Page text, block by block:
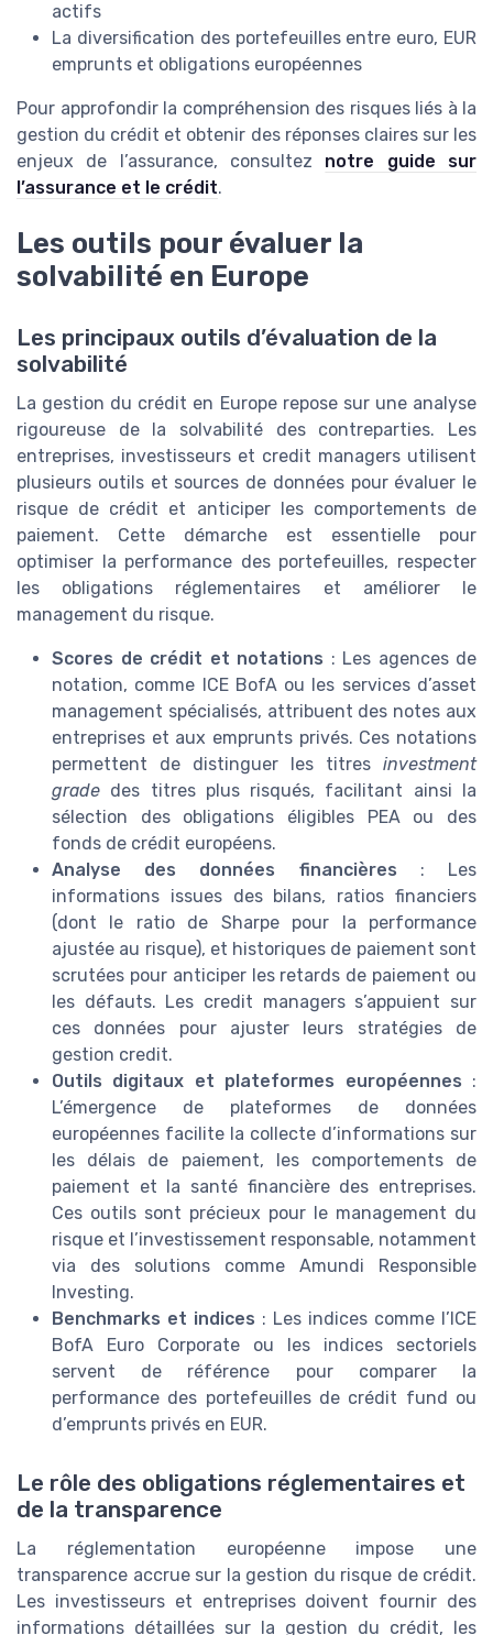
actifs
La diversification des portefeuilles entre euro, EUR
emprunts et obligations européennes
Pour approfondir la compréhension des risques liés à la
gestion du crédit et obtenir des réponses claires sur les
enjeux de l’assurance, consultez notre guide sur
l’assurance et le crédit.
Les outils pour évaluer la
solvabilité en Europe
Les principaux outils d’évaluation de la
solvabilité
La gestion du crédit en Europe repose sur une analyse
rigoureuse de la solvabilité des contreparties. Les
entreprises, investisseurs et credit managers utilisent
plusieurs outils et sources de données pour évaluer le
risque de crédit et anticiper les comportements de
paiement. Cette démarche est essentielle pour
optimiser la performance des portefeuilles, respecter
les obligations réglementaires et améliorer le
management du risque.
Scores de crédit et notations : Les agences de
notation, comme ICE BofA ou les services d’asset
management spécialisés, attribuent des notes aux
entreprises et aux emprunts privés. Ces notations
permettent de distinguer les titres investment
grade des titres plus risqués, facilitant ainsi la
sélection des obligations éligibles PEA ou des
fonds de crédit européens.
Analyse des données financières : Les
informations issues des bilans, ratios financiers
(dont le ratio de Sharpe pour la performance
ajustée au risque), et historiques de paiement sont
scrutées pour anticiper les retards de paiement ou
les défauts. Les credit managers s’appuient sur
ces données pour ajuster leurs stratégies de
gestion credit.
Outils digitaux et plateformes européennes :
L’émergence de plateformes de données
européennes facilite la collecte d’informations sur
les délais de paiement, les comportements de
paiement et la santé financière des entreprises.
Ces outils sont précieux pour le management du
risque et l’investissement responsable, notamment
via des solutions comme Amundi Responsible
Investing.
Benchmarks et indices : Les indices comme l’ICE
BofA Euro Corporate ou les indices sectoriels
servent de référence pour comparer la
performance des portefeuilles de crédit fund ou
d’emprunts privés en EUR.
Le rôle des obligations réglementaires et
de la transparence
La réglementation européenne impose une
transparence accrue sur la gestion du risque de crédit.
Les investisseurs et entreprises doivent fournir des
informations détaillées sur la gestion du crédit, les